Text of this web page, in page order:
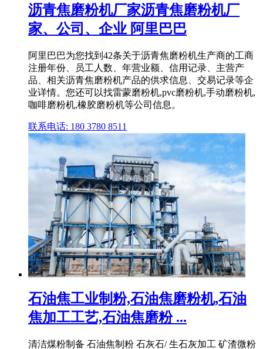
沥青焦磨粉机厂家沥青焦磨粉机厂
家、公司、企业 阿里巴巴
阿里巴巴为您找到42条关于沥青焦磨粉机生产商的工商
注册年份、员工人数、年营业额、信用记录、主营产
品、相关沥青焦磨粉机产品的供求信息、交易记录等企
业详情。您还可以找雷蒙磨粉机,pvc磨粉机,手动磨粉机,
咖啡磨粉机,橡胶磨粉机等公司信息。
联系电话: 180 3780 8511
石油焦工业制粉,石油焦磨粉机,石油
焦加工工艺,石油焦磨粉 ...
清洁煤粉制备 石油焦制粉 石灰石/ 生石灰加工 矿渣微粉